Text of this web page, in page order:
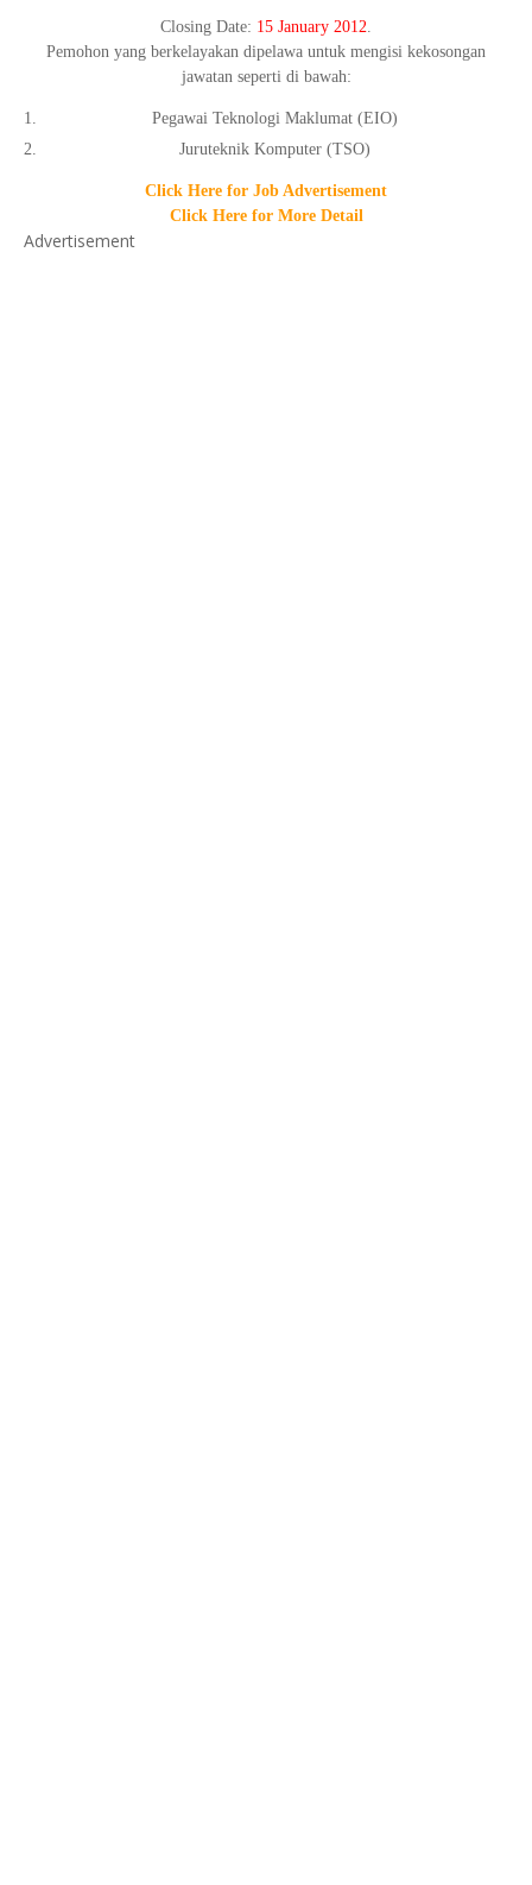
Closing Date: 15 January 2012.
Pemohon yang berkelayakan dipelawa untuk mengisi kekosongan
jawatan seperti di bawah:
Pegawai Teknologi Maklumat (EIO)
Juruteknik Komputer (TSO)
Click Here for Job Advertisement
Click Here for More Detail
Advertisement